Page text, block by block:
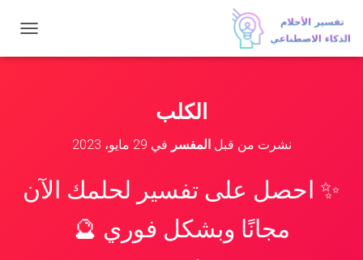
ب
ل
الكلب
نشرت من قبلالمفسر في 29 مايو، 2023
✨ احصل على تفسير لحلمك الآن
مجانًا وبشكل فوري 🔮